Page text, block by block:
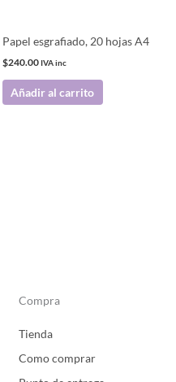
Papel esgrafiado, 20 hojas A4
$240.00 IVA inc
Añadir al carrito
Compra
Tienda
Como comprar